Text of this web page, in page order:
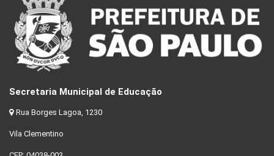
Secretaria Municipal de Educação
Rua Borges Lagoa, 1230
Vila Clementino